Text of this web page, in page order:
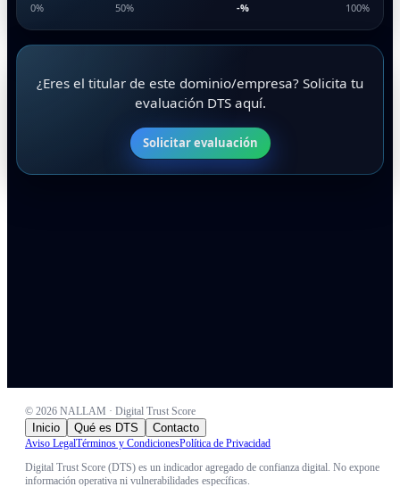
0% 50% -% 100%
¿Eres el titular de este dominio/empresa? Solicita tu
evaluación DTS aquí.
Solicitar evaluación
© 2026 NALLAM · Digital Trust Score
Inicio Qué es DTS Contacto
Aviso LegalTérminos y CondicionesPolítica de Privacidad
Digital Trust Score (DTS) es un indicador agregado de confianza digital. No expone
información operativa ni vulnerabilidades específicas.